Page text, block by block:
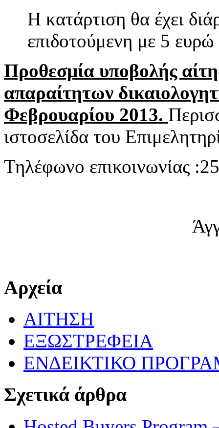
Η κατάρτιση θα έχει
επιδοτούμενη με 5
Προθεσμία υποβολής
απαραίτητων
Φεβρουαρίου 2013.
ιστοσελίδα του
Τηλέφωνο επικοινωνίας
Αρχεία
ΑΙΤΗΣΗ
ΕΞΩΣΤΡΕΦΕΙΑ
ΕΝΔΕΙΚΤΙΚΟ
Σχετικά άρθρα